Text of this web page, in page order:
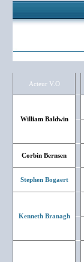
Acteur V.O
William Baldwin
Corbin Bernsen
Stephen Bogaert
Kenneth Branagh